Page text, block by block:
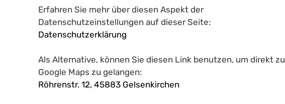
Erfahren Sie mehr über diesen Aspekt der
Datenschutzeinstellungen auf dieser Seite:
Datenschutzerklärung
Als Alternative, können Sie diesen Link benutzen, um direkt zu
Google Maps zu gelangen:
Röhrenstr. 12, 45883 Gelsenkirchen